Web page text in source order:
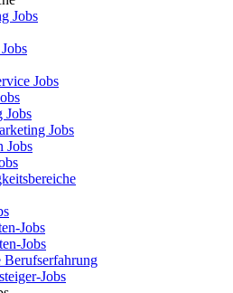
Jobs
Jobs
Jobs
Jobs
Jobs
Jobs
Jobs
Berufserfahrung
Jobs